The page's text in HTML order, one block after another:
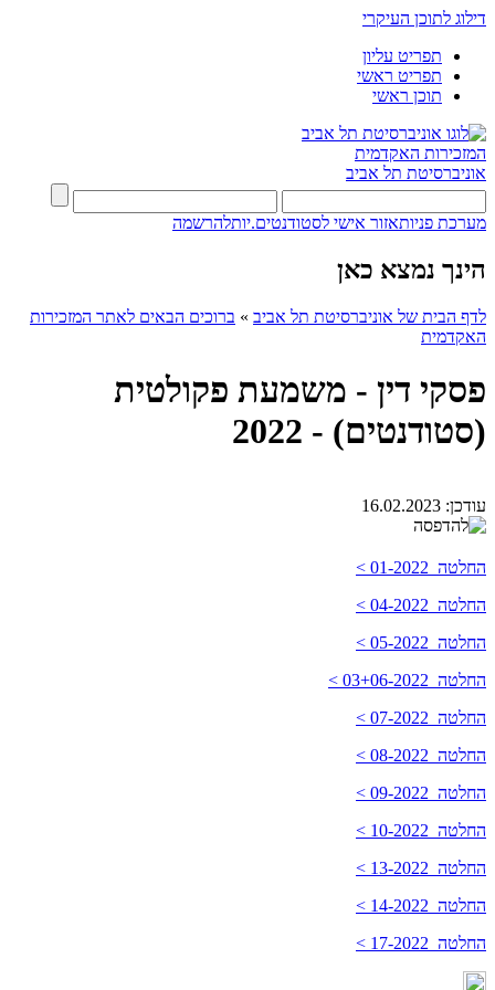
דילוג לתוכן העיקרי
תפריט עליון
תפריט ראשי
תוכן ראשי
המזכירות האקדמית
אוניברסיטת תל אביב
מערכת פניותאזור אישי לסטודנטים.יותלהרשמה
הינך נמצא כאן
לדף הבית של אוניברסיטת תל אביב » ברוכים הבאים לאתר המזכירות
האקדמית
פסקי דין - משמעת פקולטית
(סטודנטים) - 2022
עודכן: 16.02.2023
החלטה 01-2022 >
החלטה 04-2022 >
החלטה 05-2022 >
החלטה 03+06-2022 >
החלטה 07-2022 >
החלטה 08-2022 >
החלטה 09-2022 >
החלטה 10-2022 >
החלטה 13-2022 >
החלטה 14-2022 >
החלטה 17-2022 >